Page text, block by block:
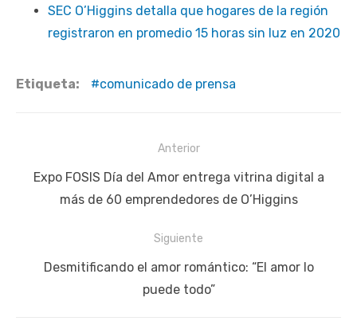
SEC O’Higgins detalla que hogares de la región
registraron en promedio 15 horas sin luz en 2020
Etiqueta: comunicado de prensa
de
entradas
Anterior
Publicación
anterior:
Expo FOSIS Día del Amor entrega vitrina digital a
más de 60 emprendedores de O’Higgins
Siguiente
Siguiente
Desmitificando el amor romántico: “El amor lo
puede todo”